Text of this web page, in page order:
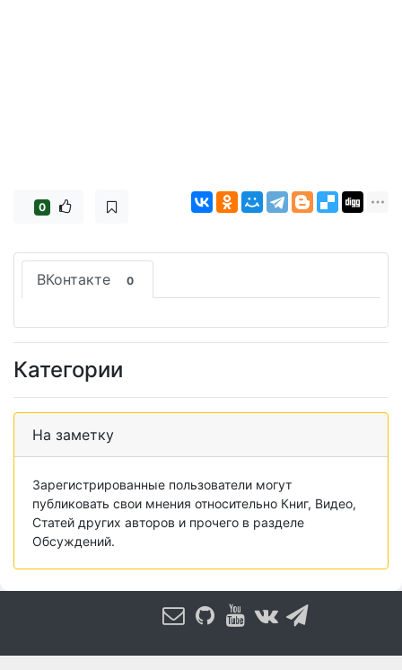
0
ВКонтакте 0
Категории
На заметку
Зарегистрированные пользователи могут
публиковать свои мнения относительно Книг, Видео,
Статей других авторов и прочего в разделе
Обсуждений.